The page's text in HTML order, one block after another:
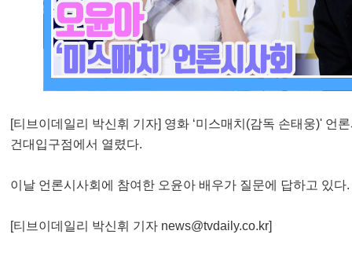
[티브이데일리 박신휘 기자] 영화 ‘미스매치(감독 손태웅)' 언
건대입구점에서 열렸다.
이날 언론시사회에 참여한 오윤아 배우가 질문에 답하고 있다.
[티브이데일리 박신휘 기자 news@tvdaily.co.kr]